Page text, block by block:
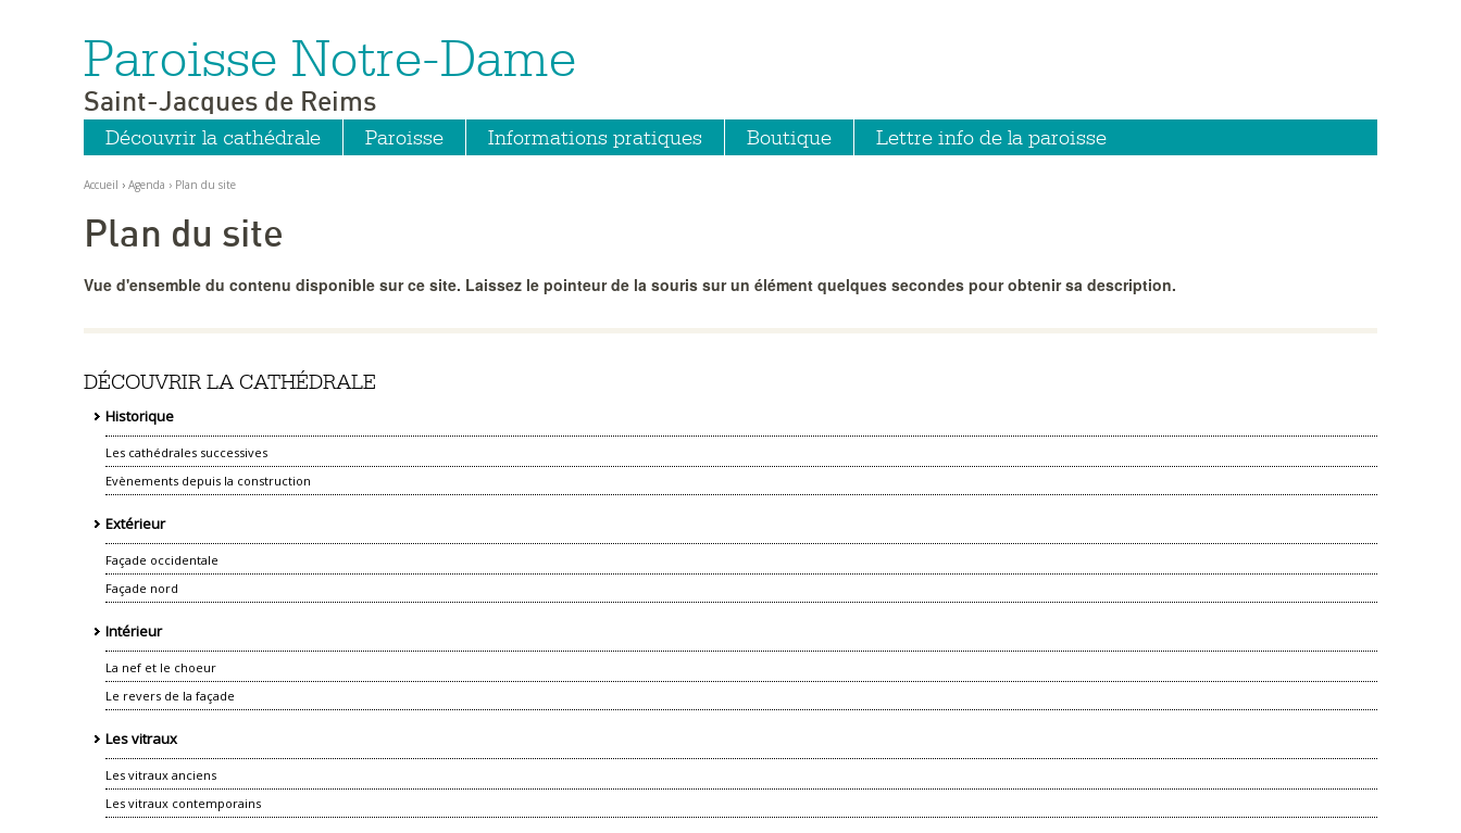
Aller
contenu.
Aller
à
navigation
Outils
personnels
Paroisse Notre-Dame
Saint-Jacques de Reims
Découvrir la cathédrale Paroisse Informations pratiques Boutique Lettre info de la paroisse
Accueil › Agenda › Plan du site
Plan du site
Vue d'ensemble du contenu disponible sur ce site. Laissez le pointeur de la souris sur un élément quelques secondes pour obtenir sa description.
DÉCOUVRIR LA CATHÉDRALE
Historique
Les cathédrales successives
Evènements depuis la construction
Extérieur
Façade occidentale
Façade nord
Intérieur
La nef et le choeur
Le revers de la façade
Les vitraux
Les vitraux anciens
Les vitraux contemporains